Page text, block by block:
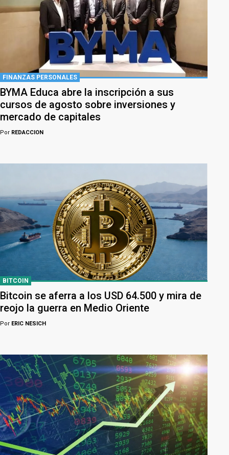
FINANZAS PERSONALES
BYMA Educa abre la inscripción a sus
cursos de agosto sobre inversiones y
mercado de capitales
Por REDACCION
BITCOIN
Bitcoin se aferra a los USD 64.500 y mira de
reojo la guerra en Medio Oriente
Por ERIC NESICH